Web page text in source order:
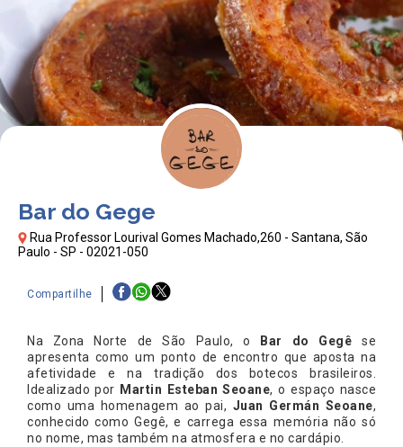
Bar do Gege
Rua Professor Lourival Gomes Machado,260 - Santana, São
Paulo - SP - 02021-050
Compartilhe
Na Zona Norte de São Paulo, o Bar do Gegê se
apresenta como um ponto de encontro que aposta na
afetividade e na tradição dos botecos brasileiros.
Idealizado por Martin Esteban Seoane, o espaço nasce
como uma homenagem ao pai, Juan Germán Seoane,
conhecido como Gegê, e carrega essa memória não só
no nome, mas também na atmosfera e no cardápio.